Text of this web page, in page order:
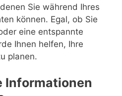
Sie während Ihres
können. Egal, ob Sie
eine entspannte
Ihnen helfen, Ihre
planen.
Informationen